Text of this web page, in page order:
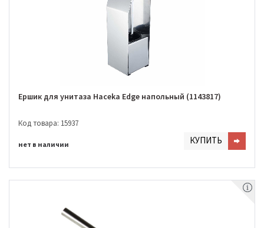
Ершик для унитаза Haceka Edge напольный (1143817)
Код товара: 15937
нет в наличии КУПИТЬ